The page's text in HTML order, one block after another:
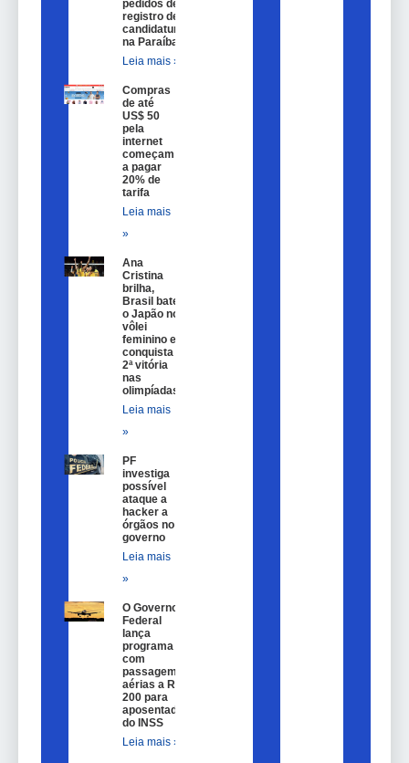
pedidos de
registro de
candidatura
na Paraíba
Leia mais »
Compras
de até
US$ 50
pela
internet
começam
a pagar
20% de
tarifa
Leia mais
»
Ana
Cristina
brilha,
Brasil bate
o Japão no
vôlei
feminino e
conquista
2ª vitória
nas
olimpíadas
Leia mais
»
PF
investiga
possível
ataque a
hacker a
órgãos no
governo
Leia mais
»
O Governo
Federal
lança
programa
com
passagem
aérias a R$
200 para
aposentados
do INSS
Leia mais »